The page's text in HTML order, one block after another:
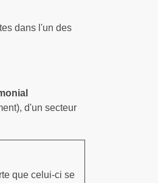
dans l'un des
d'un secteur
que celui-ci se